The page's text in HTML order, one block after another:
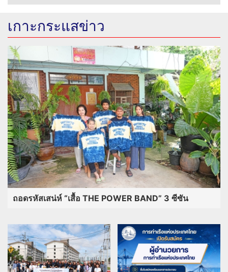
เกาะกระแสข่าว
ถอดรหัสเสน่ห์ “เสื้อ THE POWER BAND” 3 ซีซัน